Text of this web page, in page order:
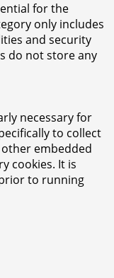
for the
only includes
and security
do not store any
necessary for
to collect
embedded
cookies. It is
to running